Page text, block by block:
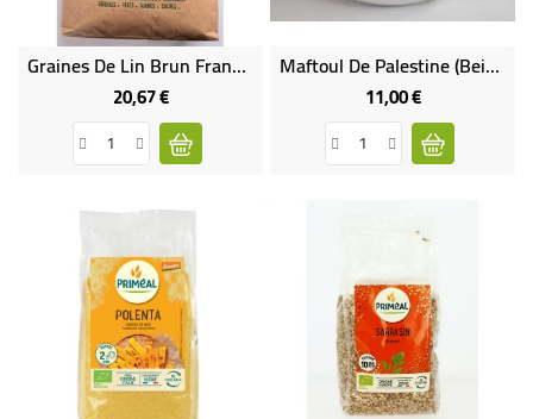
Graines De Lin Brun France VRAC RHD 3 Kg
20,67 €Prix
Maftoul De Palestine (Beit'in)
11,00 €Prix